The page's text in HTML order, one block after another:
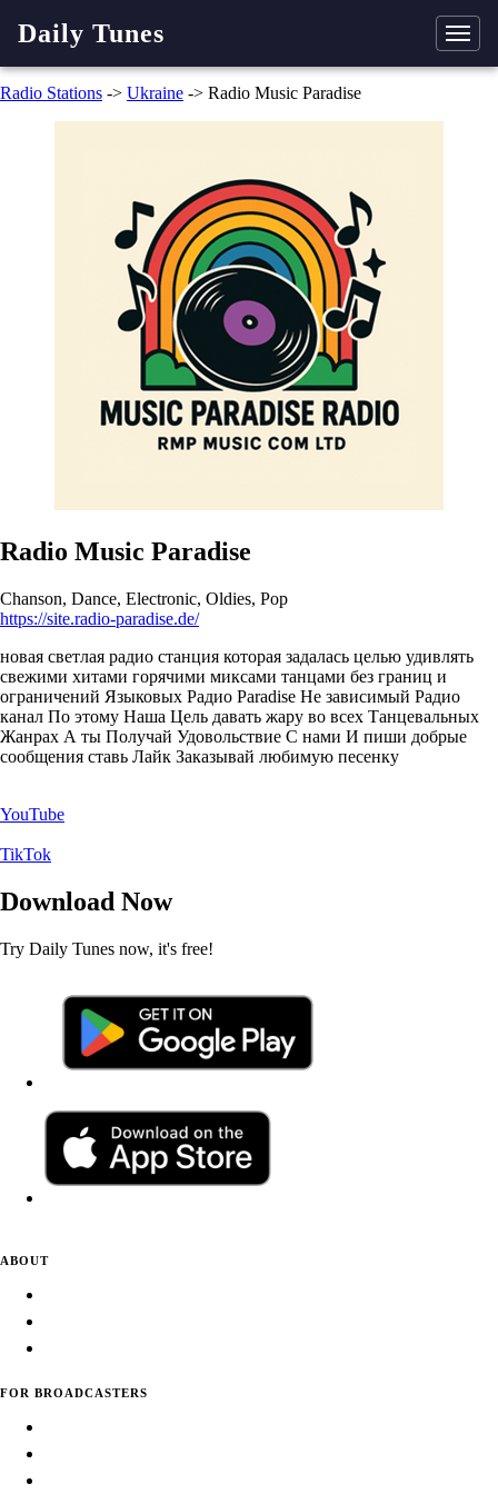
Daily Tunes
Radio Stations -> Ukraine -> Radio Music Paradise
Radio Music Paradise
Chanson, Dance, Electronic, Oldies, Pop
https://site.radio-paradise.de/
новая светлая радио станция которая задалась целью удивлять
свежими хитами горячими миксами танцами без границ и
ограничений Языковых Радио Paradise Не зависимый Радио
канал По этому Наша Цель давать жару во всех Танцевальных
Жанрах А ты Получай Удовольствие С нами И пиши добрые
сообщения ставь Лайк Заказывай любимую песенку
YouTube
TikTok
Download Now
Try Daily Tunes now, it's free!
ABOUT
FOR BROADCASTERS